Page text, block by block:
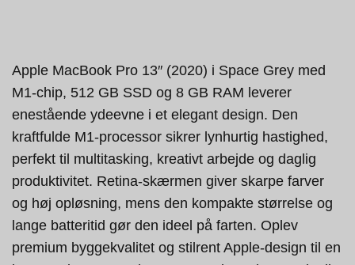
Apple MacBook Pro 13″ (2020) i Space Grey med
M1-chip, 512 GB SSD og 8 GB RAM leverer
enestående ydeevne i et elegant design. Den
kraftfulde M1-processor sikrer lynhurtig hastighed,
perfekt til multitasking, kreativt arbejde og daglig
produktivitet. Retina-skærmen giver skarpe farver
og høj opløsning, mens den kompakte størrelse og
lange batteritid gør den ideel på farten. Oplev
premium byggekvalitet og stilrent Apple-design til en